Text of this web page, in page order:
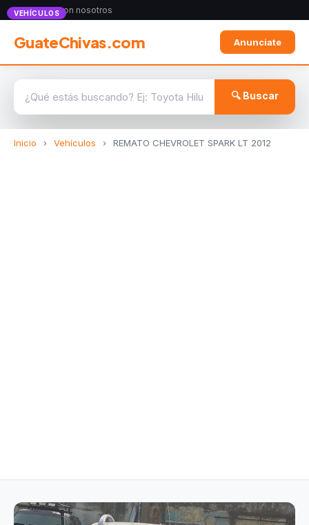
Anunciate con nosotros
GuateChivas.com Anunciate
🔍 Buscar
Inicio › Vehículos › REMATO CHEVROLET SPARK LT 2012
VEHÍCULOS